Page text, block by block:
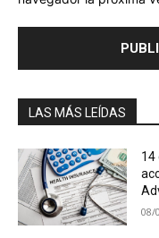
LAS MÁS LEÍDAS
14
08/